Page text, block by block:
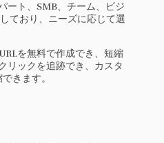
ート、SMB、チーム、ビジ
ており、ニーズに応じて選
を無料で作成でき、短縮
リックを追跡でき、カスタ
きます。